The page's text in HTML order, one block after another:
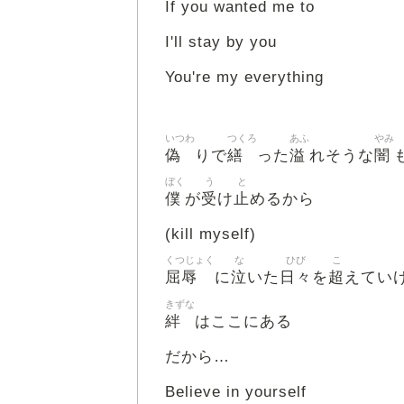
If you wanted me to
I'll stay by you
You're my everything
偽
いつわ
りで繕
つくろ
った溢
あふ
れそうな闇
やみ
僕
ぼく
が受
う
け止
と
めるから
(kill myself)
屈辱
くつじょく
に泣
な
いた 日々
ひび
を超
こ
えてい
絆
きずな
はここにある
だから…
Believe in yourself